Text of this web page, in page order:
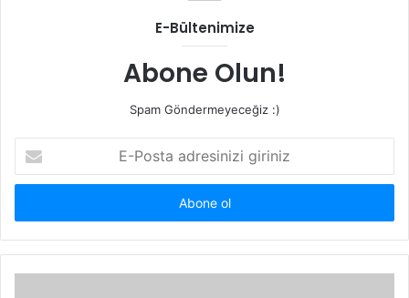
E-Bültenimize
Abone Olun!
Spam Göndermeyeceğiz :)
Posta
adresinizi